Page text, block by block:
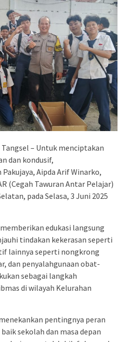
Tangsel – Untuk menciptakan
dan kondusif,
Aipda Arif Winarko,
(Cegah Tawuran Antar Pelajar)
pada Selasa, 3 Juni 2025
edukasi langsung
tindakan kekerasan seperti
lainnya seperti nongkrong
dan penyalahgunaan obat-
sebagai langkah
di wilayah Kelurahan
pentingnya peran
sekolah dan masa depan